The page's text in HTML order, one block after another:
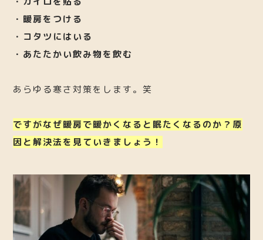
・暖房をつける
・コタツにはいる
・あたたかい飲み物を飲む
あらゆる寒さ対策をします。笑
ですがなぜ暖房で暖かくなると眠たくなるのか？原
因と解決法を見ていきましょう！